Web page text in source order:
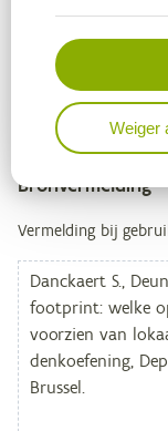
op zoek naar een
Metagegevens
Bronvermelding
Vermelding bij
Weiger